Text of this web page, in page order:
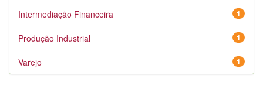
1
Intermediação Financeira
1
Produção Industrial
1
Varejo